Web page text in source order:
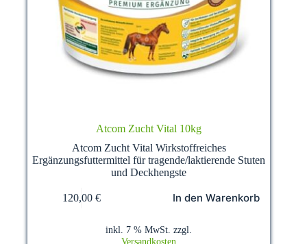
Atcom Zucht Vital 10kg
Atcom Zucht Vital Wirkstoffreiches
Ergänzungsfuttermittel für tragende/laktierende Stuten
und Deckhengste
120,00 € In den Warenkorb
inkl. 7 % MwSt. zzgl.
Versandkosten